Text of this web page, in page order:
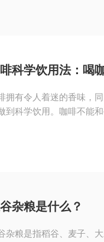
科学饮用法：喝
拥有令人着迷的香味，
到科学饮用。咖啡不能
杂粮是什么？
杂粮是指稻谷、麦子、